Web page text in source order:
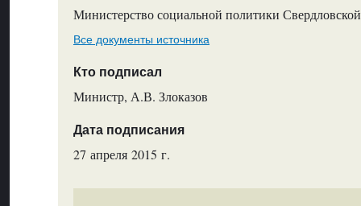
Министерство социальной политики
Все документы источника
Кто подписал
Министр, А.В. Злоказов
Дата подписания
27 апреля 2015 г.